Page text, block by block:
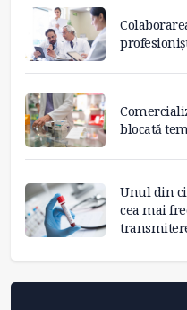
blocată
Unul din
cea mai